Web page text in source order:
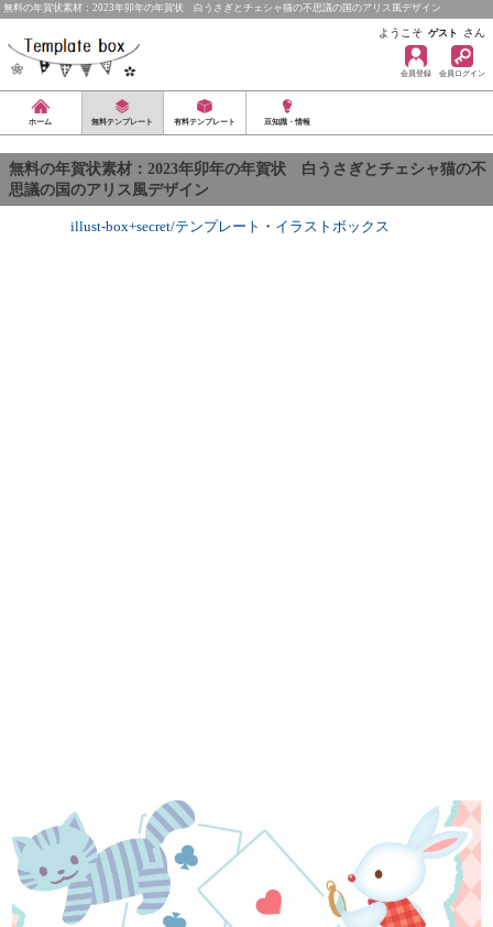
無料の年賀状素材：2023年卯年の年賀状 白うさぎとチェシャ猫の不思議の国のアリス風デザイン
ようこそ ゲスト さん
会員登録 会員ログイン
ホーム 無料テンプレート 有料テンプレート 豆知識・情報
無料の年賀状素材：2023年卯年の年賀状 白うさぎとチェシャ猫の不
思議の国のアリス風デザイン
illust-box+secret/テンプレート ・ イラストボックス